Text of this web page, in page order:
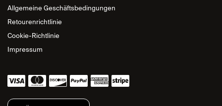
Allgemeine Geschäftsbedingungen
Retourenrichtlinie
Cookie-Richtlinie
Impressum